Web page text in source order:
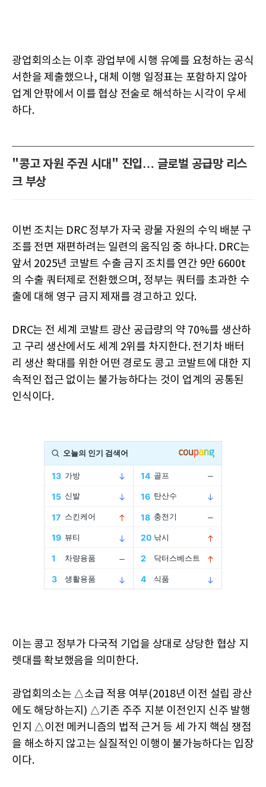
광업회의소는 이후 광업부에 시행 유예를 요청하는 공식
서한을 제출했으나, 대체 이행 일정표는 포함하지 않아
업계 안팎에서 이를 협상 전술로 해석하는 시각이 우세
하다.
"콩고 자원 주권 시대" 진입… 글로벌 공급망 리스
크 부상
이번 조치는 DRC 정부가 자국 광물 자원의 수익 배분 구
조를 전면 재편하려는 일련의 움직임 중 하나다. DRC는
앞서 2025년 코발트 수출 금지 조치를 연간 9만 6600t
의 수출 쿼터제로 전환했으며, 정부는 쿼터를 초과한 수
출에 대해 영구 금지 제재를 경고하고 있다.
DRC는 전 세계 코발트 광산 공급량의 약 70%를 생산하
고 구리 생산에서도 세계 2위를 차지한다. 전기차 배터
리 생산 확대를 위한 어떤 경로도 콩고 코발트에 대한 지
속적인 접근 없이는 불가능하다는 것이 업계의 공통된
인식이다.
이는 콩고 정부가 다국적 기업을 상대로 상당한 협상 지
렛대를 확보했음을 의미한다.
광업회의소는 △소급 적용 여부(2018년 이전 설립 광산
에도 해당하는지) △기존 주주 지분 이전인지 신주 발행
인지 △이전 메커니즘의 법적 근거 등 세 가지 핵심 쟁점
을 해소하지 않고는 실질적인 이행이 불가능하다는 입장
이다.